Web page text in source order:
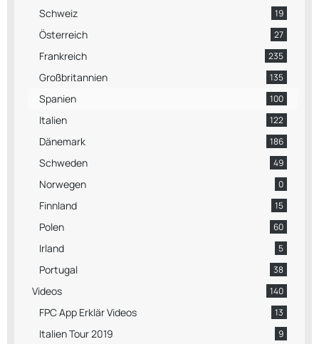
Schweiz 19
Österreich 27
Frankreich 235
Großbritannien 135
Spanien 100
Italien 122
Dänemark 186
Schweden 49
Norwegen 0
Finnland 15
Polen 60
Irland 5
Portugal 38
Videos 140
FPC App Erklär Videos 13
Italien Tour 2019 9